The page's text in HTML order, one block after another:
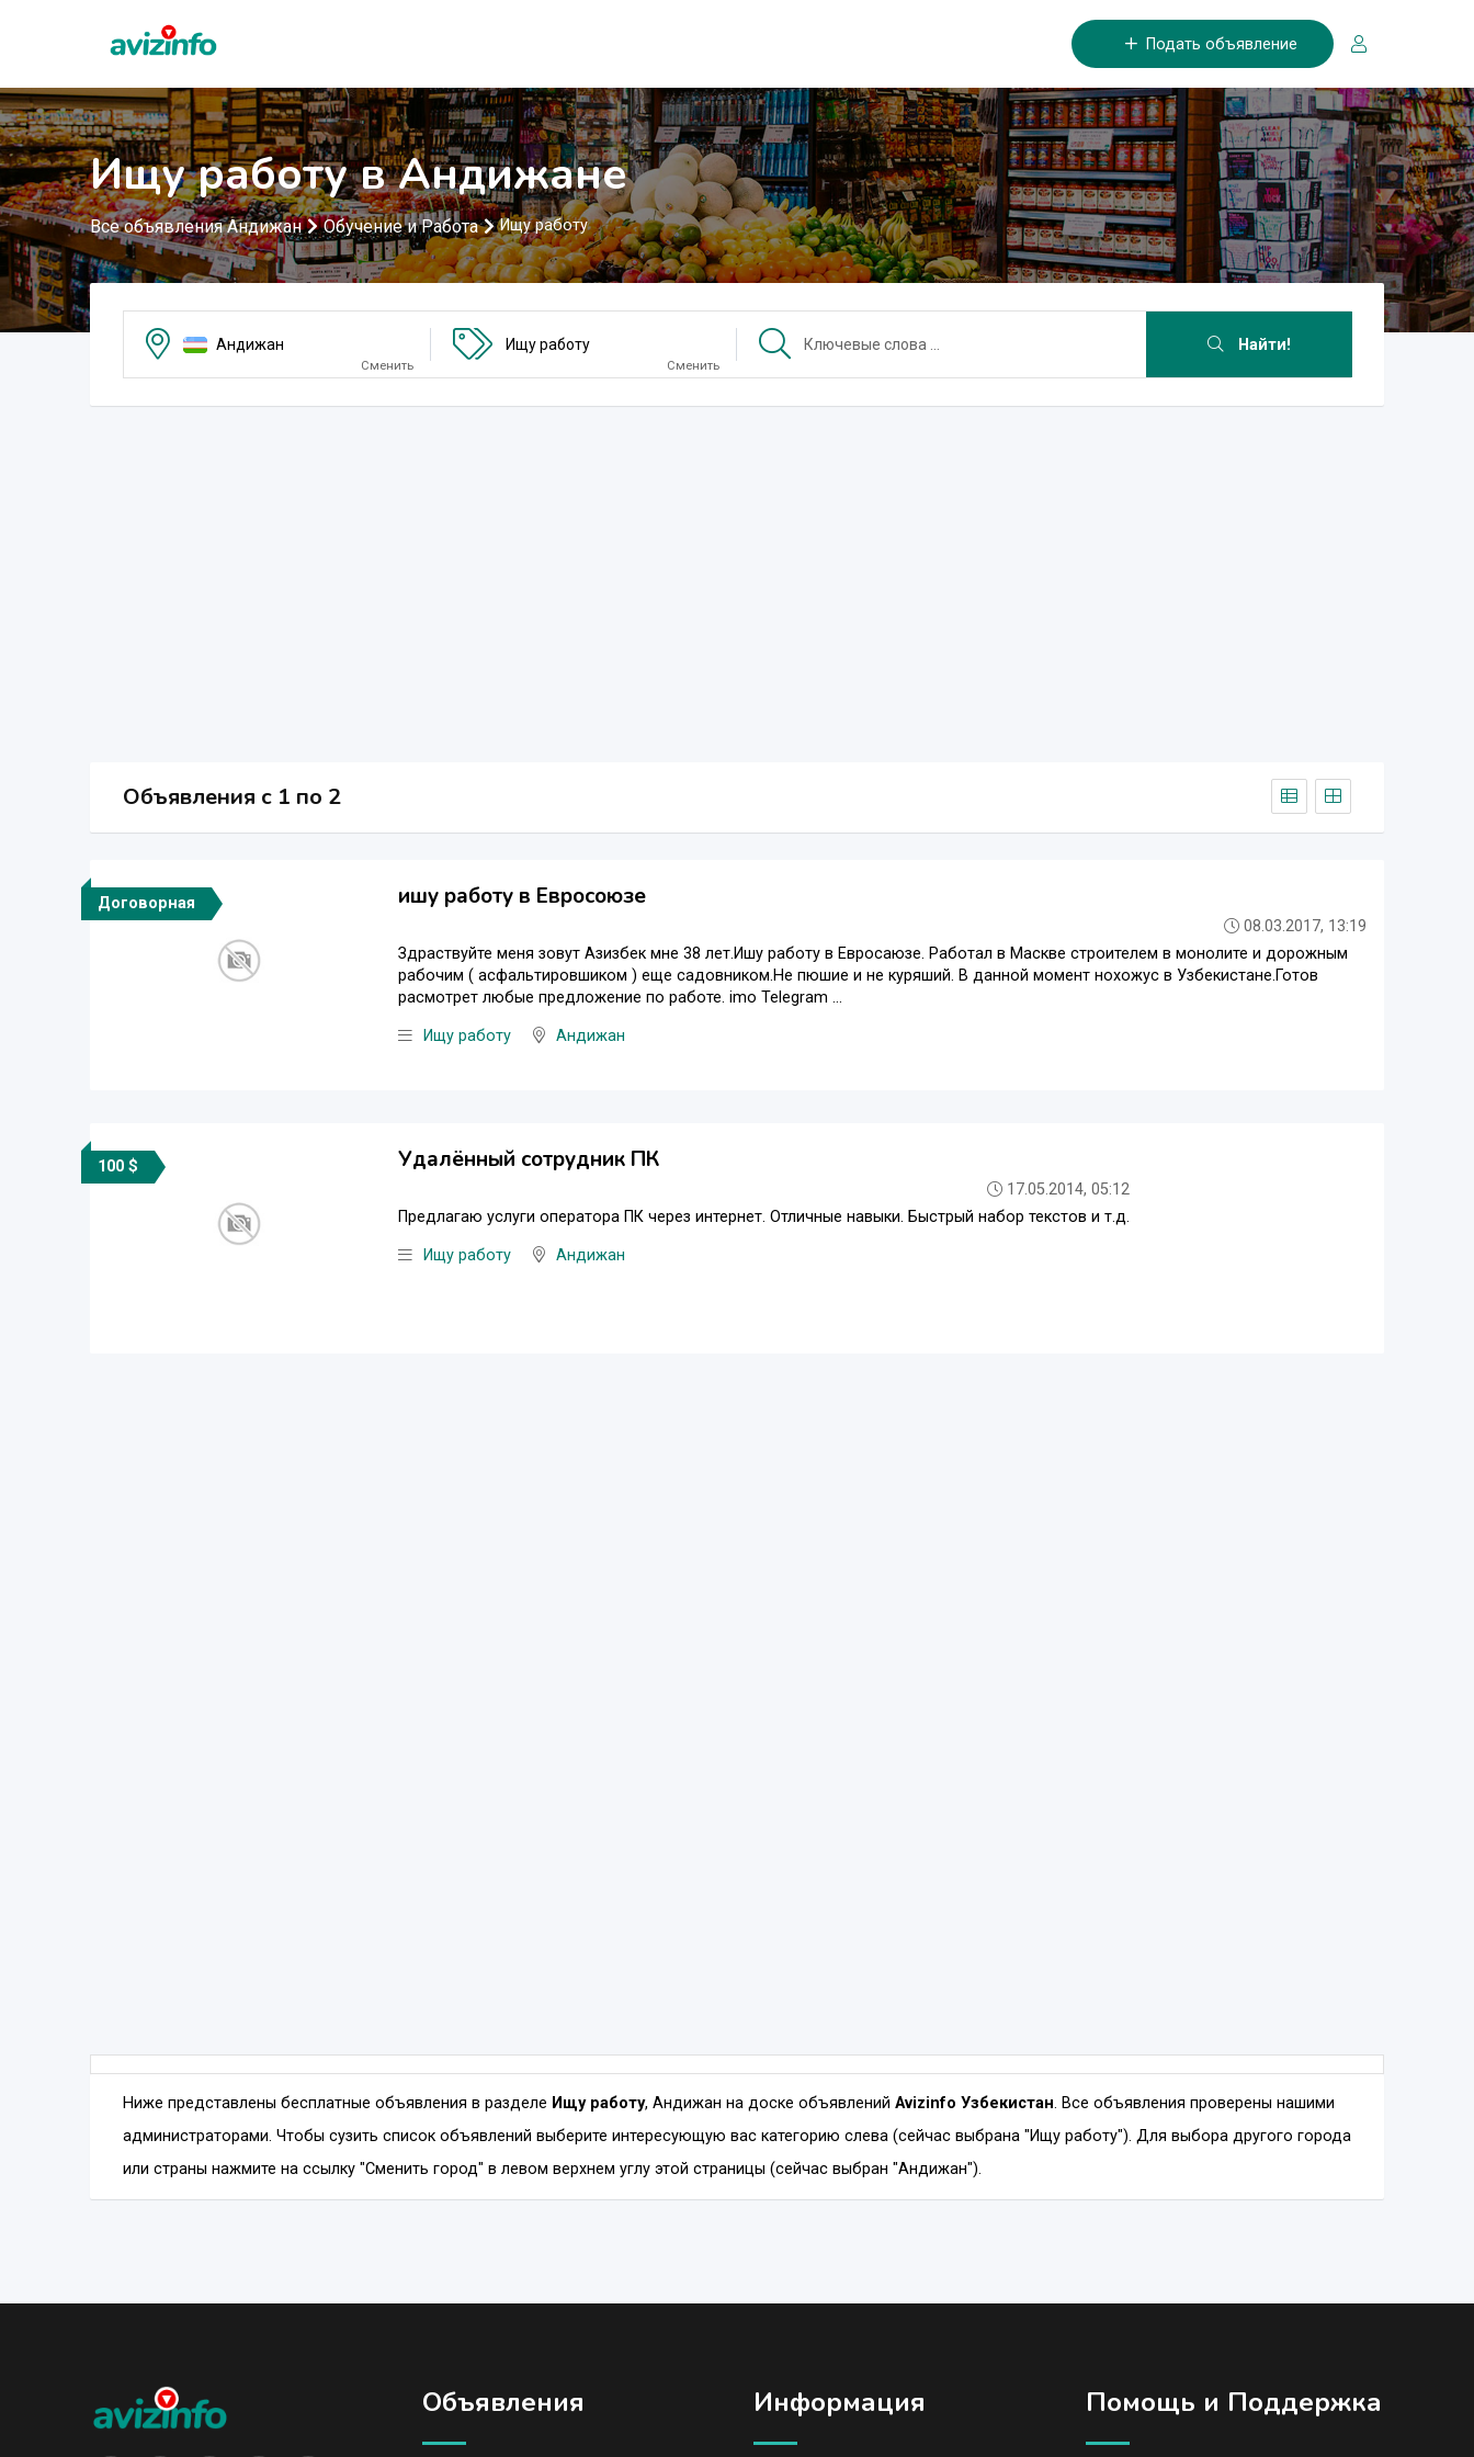
Подать объявление
Ищу работу в Андижане
Все объявления Андижан Обучение и Работа Ищу работу
Андижан
Сменить
Ищу работу
Сменить
Найти!
Объявления c 1 по 2
Договорная ишу работу в Евросоюзе
08.03.2017, 13:19
Здраствуйте меня зовут Азизбек мне 38 лет.Ишу работу в Евросаюзе. Работал в Маскве строителем в монолите и дорожным
рабочим ( асфальтировшиком ) еще садовником.Не пюшие и не куряший. В данной момент нохожус в Узбекистане.Готов
расмотрет любые предложение по работе. imo Telegram ...
Ищу работу Андижан
100 $ Удалённый сотрудник ПК
17.05.2014, 05:12
Предлагаю услуги оператора ПК через интернет. Отличные навыки. Быстрый набор текстов и т.д.
Ищу работу Андижан
Ниже представлены бесплатные объявления в разделе Ищу работу, Андижан на доске объявлений Avizinfo Узбекистан. Все объявления проверены нашими
администраторами. Чтобы сузить список объявлений выберите интересующую вас категорию слева (сейчас выбрана "Ищу работу"). Для выбора другого города
или страны нажмите на ссылку "Сменить город" в левом верхнем углу этой страницы (сейчас выбран "Андижан").
Объявления Информация Помощь и Поддержка